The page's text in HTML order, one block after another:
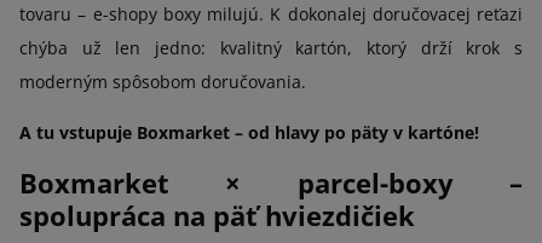
tovaru – e-shopy boxy milujú. K dokonalej doručovacej reťazi
chýba už len jedno: kvalitný kartón, ktorý drží krok s
moderným spôsobom doručovania.
A tu vstupuje Boxmarket – od hlavy po päty v kartóne!
Boxmarket × parcel-boxy –
spolupráca na päť hviezdičiek